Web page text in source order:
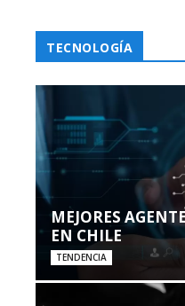
TECNOLOGÍA
MEJORES
EN CHILE
TENDENCIA